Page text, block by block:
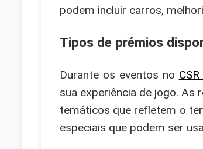
podem incluir carros,
Tipos de prémios
Durante os eventos no
sua experiência de jogo. As
temáticos que refletem o
especiais que podem ser